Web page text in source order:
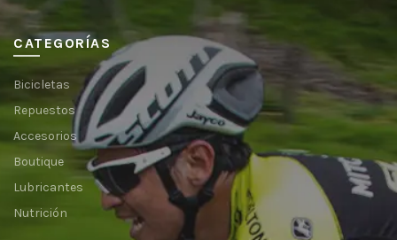
CATEGORÍAS
Bicicletas
Repuestos
Accesorios
Boutique
Lubricantes
Nutrición